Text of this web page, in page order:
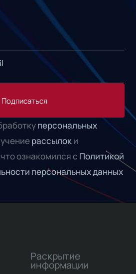
Подписаться
персональных
рассылоки
ознакомился с Политикой
персональных данных
Раскрытие
информации